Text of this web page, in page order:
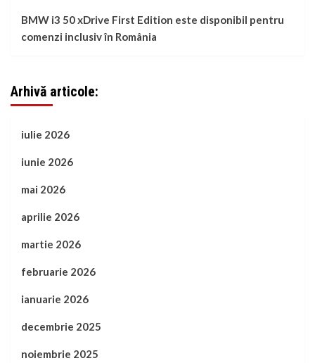
BMW i3 50 xDrive First Edition este disponibil pentru
comenzi inclusiv în România
Arhivă articole:
iulie 2026
iunie 2026
mai 2026
aprilie 2026
martie 2026
februarie 2026
ianuarie 2026
decembrie 2025
noiembrie 2025